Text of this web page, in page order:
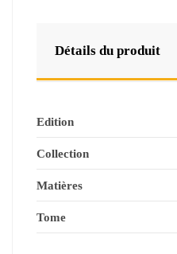
Détails du produit
Edition
Collection
Matières
Tome